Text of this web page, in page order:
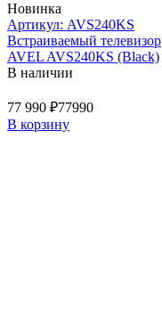
Новинка
Артикул: AVS240KS
Встраиваемый телевизор
AVEL AVS240KS (Black)
В наличии
77 990 ₽77990
В корзину